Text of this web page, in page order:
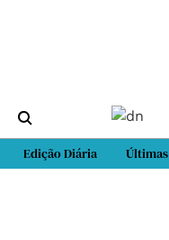
Edição Diária Últimas